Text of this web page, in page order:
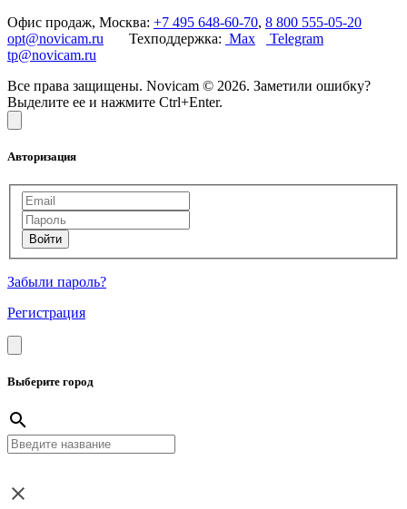
Офис продаж, Москва: +7 495 648-60-70, 8 800 555-05-20
opt@novicam.ru Техподдержка: Max
Telegram
tp@novicam.ru
Все права защищены. Novicam © 2026. Заметили ошибку?
Выделите ее и нажмите Ctrl+Enter.
Авторизация
Забыли пароль?
Регистрация
Выберите город